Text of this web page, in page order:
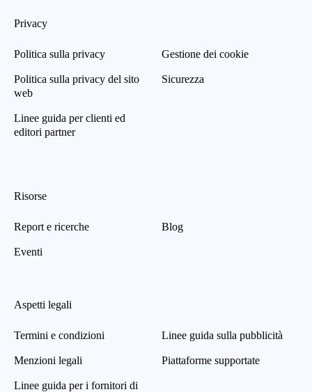
Privacy
Politica sulla privacy
Politica sulla privacy del sito
web
Linee guida per clienti ed
editori partner
Gestione dei cookie
Sicurezza
Risorse
Report e ricerche
Eventi
Blog
Aspetti legali
Termini e condizioni
Menzioni legali
Linee guida per i fornitori di
Linee guida sulla pubblicità
Piattaforme supportate